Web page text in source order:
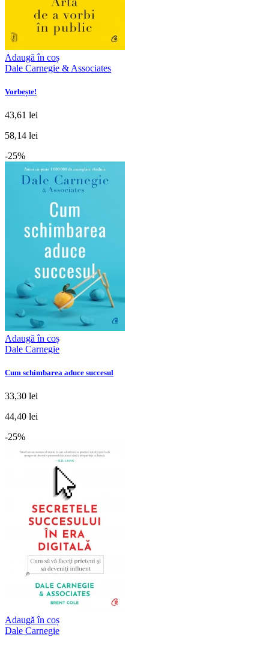
Adaugă în coș
Dale Carnegie & Associates
Vorbește!
43,61 lei
58,14 lei
-25%
Adaugă în coș
Dale Carnegie
Cum schimbarea aduce succesul
33,30 lei
44,40 lei
-25%
Adaugă în coș
Dale Carnegie